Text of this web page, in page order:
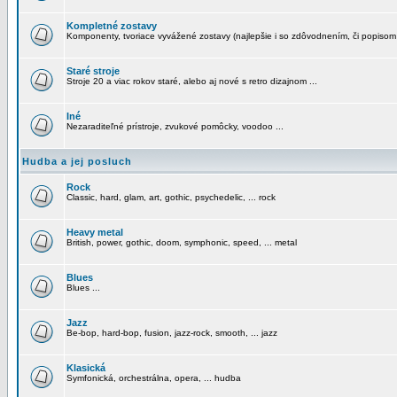
Kompletné zostavy
Komponenty, tvoriace vyvážené zostavy (najlepšie i so zdôvodnením, či
Staré stroje
Stroje 20 a viac rokov staré, alebo aj nové s retro dizajnom ...
Iné
Nezaraditeľné prístroje, zvukové pomôcky, voodoo ...
Hudba a jej posluch
Rock
Classic, hard, glam, art, gothic, psychedelic, ... rock
Heavy metal
British, power, gothic, doom, symphonic, speed, ... metal
Blues
Blues ...
Jazz
Be-bop, hard-bop, fusion, jazz-rock, smooth, ... jazz
Klasická
Symfonická, orchestrálna, opera, ... hudba